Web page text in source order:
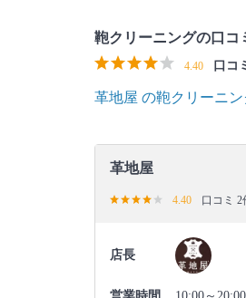
鞄クリーニングの口コ
4.40 口コ
革地屋 の鞄クリーニ
革地屋
4.40 口コミ 2
店長